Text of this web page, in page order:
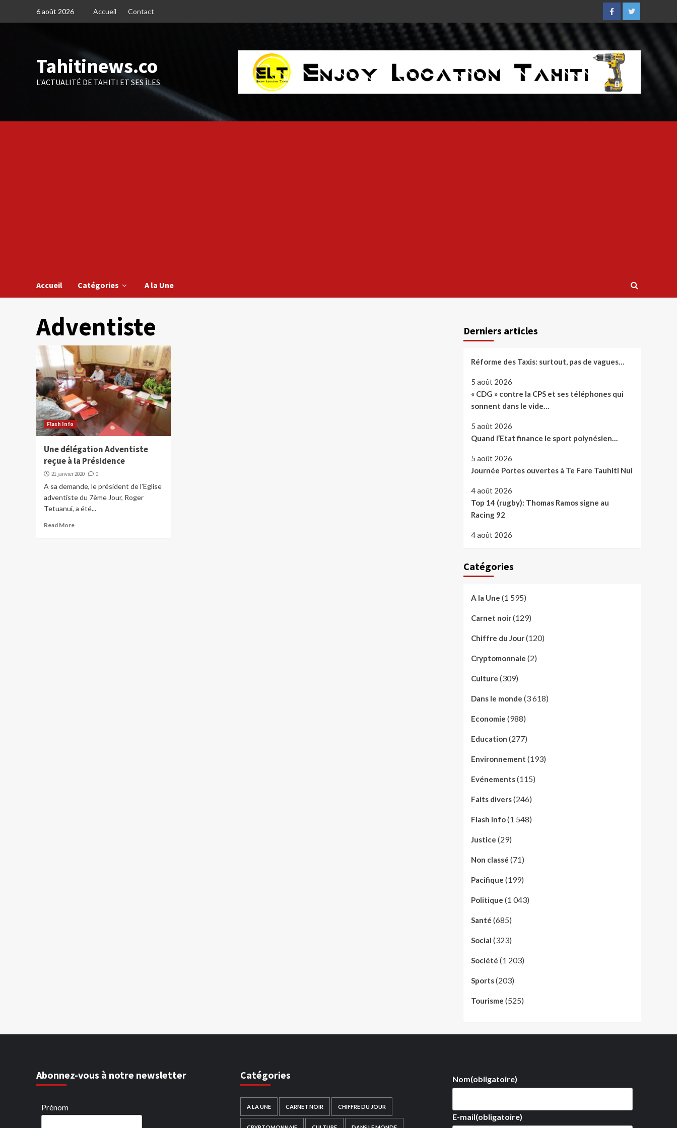
6 août 2026 Accueil Contact
FacebookTwitter
Tahitinews.co
L'ACTUALITÉ DE TAHITI ET SES ÎLES
Accueil Catégories A la Une
Adventiste
Flash Info
Une délégation Adventiste
reçue à la Présidence
21 janvier 2020 0
A sa demande, le président de l’Eglise
adventiste du 7ème Jour, Roger
Tetuanui, a été...
Read More
Derniers articles
Réforme des Taxis: surtout, pas de vagues…
5 août 2026
« CDG » contre la CPS et ses téléphones qui
sonnent dans le vide…
5 août 2026
Quand l’Etat finance le sport polynésien…
5 août 2026
Journée Portes ouvertes à Te Fare Tauhiti Nui
4 août 2026
Top 14 (rugby): Thomas Ramos signe au
Racing 92
4 août 2026
Catégories
A la Une (1 595)
Carnet noir(129)
Chiffre du Jour(120)
Cryptomonnaie (2)
Culture (309)
Dans le monde (3 618)
Economie (988)
Education (277)
Environnement (193)
Evénements(115)
Faits divers(246)
Flash Info(1 548)
Justice (29)
Non classé (71)
Pacifique (199)
Politique (1 043)
Santé (685)
Social (323)
Société (1 203)
Sports(203)
Tourisme (525)
Abonnez-vous à notre newsletter
Prénom
Catégories
A LA UNE CARNET NOIR CHIFFRE DU JOUR
Nom(obligatoire)
E-mail(obligatoire)